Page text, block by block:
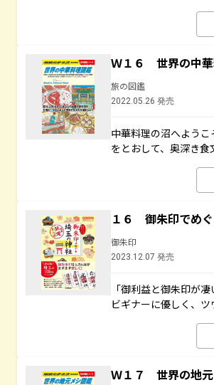
Ｗ１６ 世界の中
旅の図鑑
2022.05.26 発売
中華料理の沼へよう
をとおして、奥深き食
１６ 御朱印でめ
御朱印
2023.12.07 発売
「御利益と御朱印が
ビギナーに優しく、ツ
Ｗ１７ 世界の地